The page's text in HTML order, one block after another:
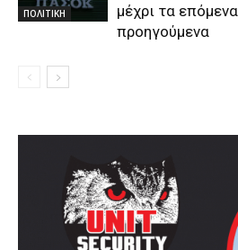
ΠΟΛΙΤΙΚΗ
μέχρι τα
προηγούμενα